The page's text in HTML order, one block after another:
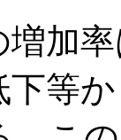
増加
下等